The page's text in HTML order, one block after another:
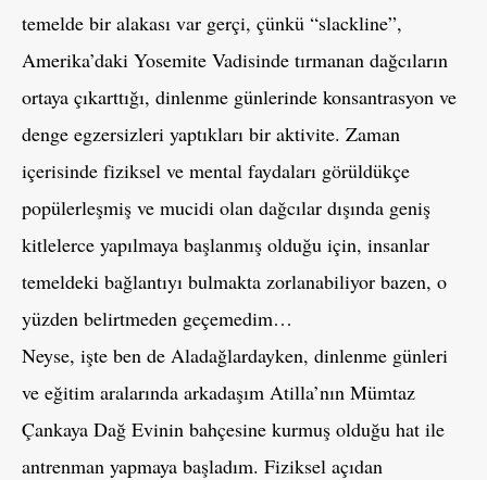
temelde bir alakası var gerçi, çünkü “slackline”,
Amerika’daki Yosemite Vadisinde tırmanan dağcıların
ortaya çıkarttığı, dinlenme günlerinde konsantrasyon ve
denge egzersizleri yaptıkları bir aktivite. Zaman
içerisinde fiziksel ve mental faydaları görüldükçe
popülerleşmiş ve mucidi olan dağcılar dışında geniş
kitlelerce yapılmaya başlanmış olduğu için, insanlar
temeldeki bağlantıyı bulmakta zorlanabiliyor bazen, o
yüzden belirtmeden geçemedim…
Neyse, işte ben de Aladağlardayken, dinlenme günleri
ve eğitim aralarında arkadaşım Atilla’nın Mümtaz
Çankaya Dağ Evinin bahçesine kurmuş olduğu hat ile
antrenman yapmaya başladım. Fiziksel açıdan